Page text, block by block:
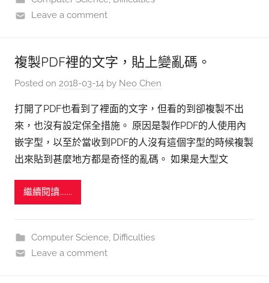
Leave a comment
複製PDF裡的文字，貼上變亂碼。
Posted on 2018-03-14 by Neo Chen
打開了PDF也看到了裡面的文字，但看的到卻複製不出
來，也沒有設定保全措施。 原因是製作PDF的人使用內
嵌字型，以至於當收到PDF的人沒有這個字型的時候複製
出來貼到甚麼地方都是奇怪的亂碼。 如果是大型文
繼續閱讀.......
Computer Science, Difficulties
Leave a comment